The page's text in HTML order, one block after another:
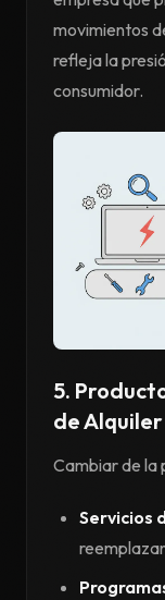
movimientos
refleja la
consumidor.
5.
de Alquiler
Cambiar de la
Servicios